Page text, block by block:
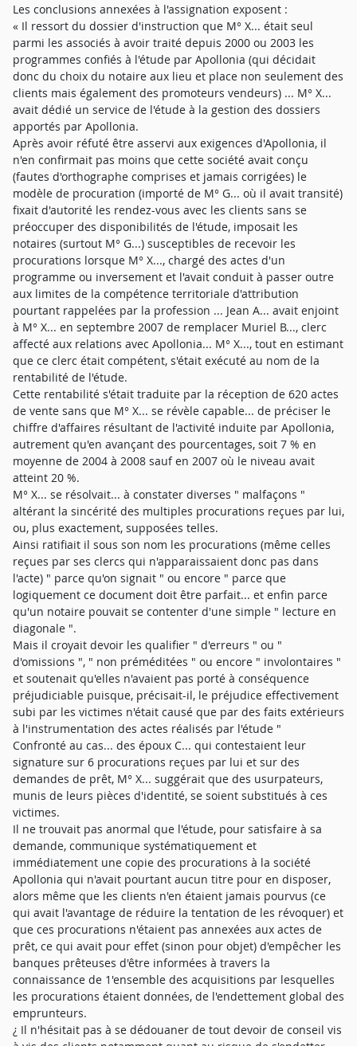
Les conclusions annexées à l'assignation exposent :
« Il ressort du dossier d'instruction que M° X... était seul
parmi les associés à avoir traité depuis 2000 ou 2003 les
programmes confiés à l'étude par Apollonia (qui décidait
donc du choix du notaire aux lieu et place non seulement des
clients mais également des promoteurs vendeurs) ... M° X...
avait dédié un service de l'étude à la gestion des dossiers
apportés par Apollonia.
Après avoir réfuté être asservi aux exigences d'Apollonia, il
n'en confirmait pas moins que cette société avait conçu
(fautes d'orthographe comprises et jamais corrigées) le
modèle de procuration (importé de M° G... où il avait transité)
fixait d'autorité les rendez-vous avec les clients sans se
préoccuper des disponibilités de l'étude, imposait les
notaires (surtout M° G...) susceptibles de recevoir les
procurations lorsque M° X..., chargé des actes d'un
programme ou inversement et l'avait conduit à passer outre
aux limites de la compétence territoriale d'attribution
pourtant rappelées par la profession ... Jean A... avait enjoint
à M° X... en septembre 2007 de remplacer Muriel B..., clerc
affecté aux relations avec Apollonia... M° X..., tout en estimant
que ce clerc était compétent, s'était exécuté au nom de la
rentabilité de l'étude.
Cette rentabilité s'était traduite par la réception de 620 actes
de vente sans que M° X... se révèle capable... de préciser le
chiffre d'affaires résultant de l'activité induite par Apollonia,
autrement qu'en avançant des pourcentages, soit 7 % en
moyenne de 2004 à 2008 sauf en 2007 où le niveau avait
atteint 20 %.
M° X... se résolvait... à constater diverses " malfaçons "
altérant la sincérité des multiples procurations reçues par lui,
ou, plus exactement, supposées telles.
Ainsi ratifiait il sous son nom les procurations (même celles
reçues par ses clercs qui n'apparaissaient donc pas dans
l'acte) " parce qu'on signait " ou encore " parce que
logiquement ce document doit être parfait... et enfin parce
qu'un notaire pouvait se contenter d'une simple " lecture en
diagonale ".
Mais il croyait devoir les qualifier " d'erreurs " ou "
d'omissions ", " non préméditées " ou encore " involontaires "
et soutenait qu'elles n'avaient pas porté à conséquence
préjudiciable puisque, précisait-il, le préjudice effectivement
subi par les victimes n'était causé que par des faits extérieurs
à l'instrumentation des actes réalisés par l'étude "
Confronté au cas... des époux C... qui contestaient leur
signature sur 6 procurations reçues par lui et sur des
demandes de prêt, M° X... suggérait que des usurpateurs,
munis de leurs pièces d'identité, se soient substitués à ces
victimes.
Il ne trouvait pas anormal que l'étude, pour satisfaire à sa
demande, communique systématiquement et
immédiatement une copie des procurations à la société
Apollonia qui n'avait pourtant aucun titre pour en disposer,
alors même que les clients n'en étaient jamais pourvus (ce
qui avait l'avantage de réduire la tentation de les révoquer) et
que ces procurations n'étaient pas annexées aux actes de
prêt, ce qui avait pour effet (sinon pour objet) d'empêcher les
banques prêteuses d'être informées à travers la
connaissance de 1'ensemble des acquisitions par lesquelles
les procurations étaient données, de l'endettement global des
emprunteurs.
¿ Il n'hésitait pas à se dédouaner de tout devoir de conseil vis